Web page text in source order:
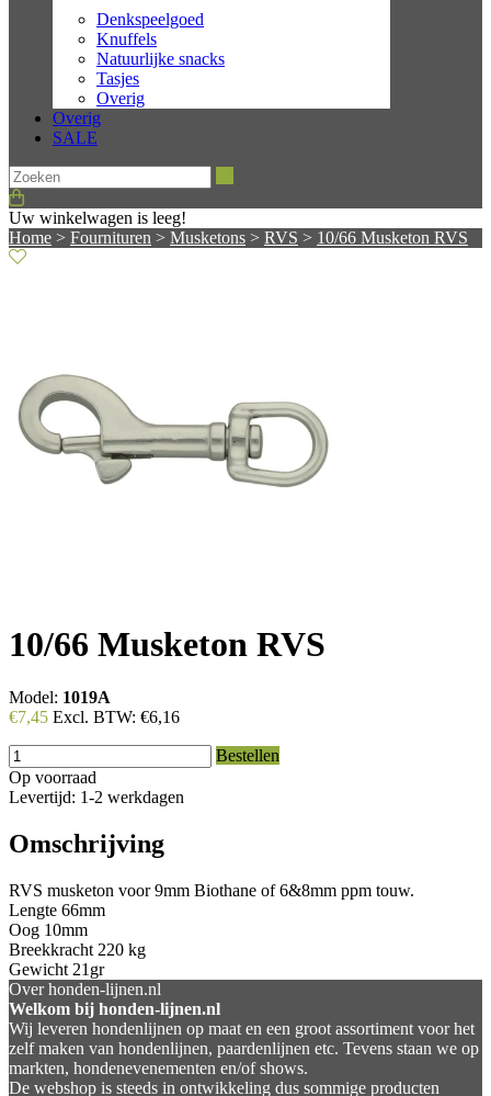
Denkspeelgoed
Knuffels
Natuurlijke snacks
Tasjes
Overig
Overig
SALE
Uw winkelwagen is leeg!
Home > Fournituren > Musketons > RVS > 10/66 Musketon RVS
10/66 Musketon RVS
Model: 1019A
€7,45 Excl. BTW: €6,16
Bestellen
Op voorraad
Levertijd: 1-2 werkdagen
Omschrijving
RVS musketon voor 9mm Biothane of 6&8mm ppm touw.
Lengte 66mm
Oog 10mm
Breekkracht 220 kg
Gewicht 21gr
Over honden-lijnen.nl
Welkom bij honden-lijnen.nl
Wij leveren hondenlijnen op maat en een groot assortiment voor het
zelf maken van hondenlijnen, paardenlijnen etc. Tevens staan we op
markten, hondenevenementen en/of shows.
De webshop is steeds in ontwikkeling dus sommige producten